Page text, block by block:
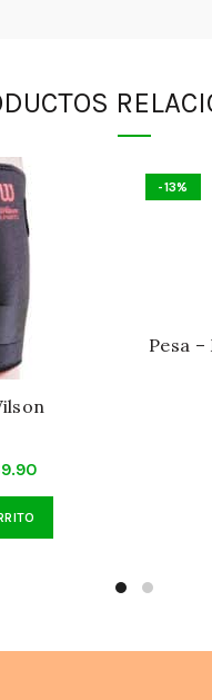
El
precio
-13%
Pesa